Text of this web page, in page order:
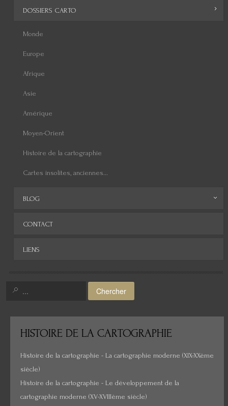
DOSSIERS CARTO
Monde
Europe
Afrique
Asie
Amérique
Moyen-Orient
Histoire de la cartographie
Cartes insolites, anciennes...
BLOG
Archives
CONTACT
LIENS
Chercher
HISTOIRE DE LA CARTOGRAPHIE
Histoire de la cartographie - La cartographie moderne (XIX-XXème
siècle)
Histoire de la cartographie - Le développement de la
cartographie moderne (XV-XVIIIème siècle)